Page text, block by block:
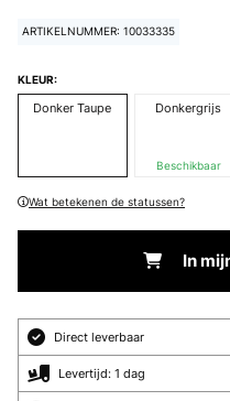
ARTIKELNUMMER: 10033335
KLEUR:
Donker Taupe Donkergrijs
Beschikbaar
Wat betekenen de statussen?
In
Direct leverbaar
Levertijd: 1 dag